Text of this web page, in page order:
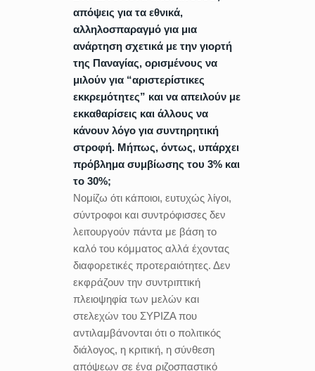
απόψεις για τα εθνικά,
αλληλοσπαραγμό για μια
ανάρτηση σχετικά με την γιορτή
της Παναγίας, ορισμένους να
μιλούν για “αριστερίστικες
εκκρεμότητες” και να απειλούν με
εκκαθαρίσεις και άλλους να
κάνουν λόγο για συντηρητική
στροφή. Μήπως, όντως, υπάρχει
πρόβλημα συμβίωσης του 3% και
το 30%;
Νομίζω ότι κάποιοι, ευτυχώς λίγοι,
σύντροφοι και συντρόφισσες δεν
λειτουργούν πάντα με βάση το
καλό του κόμματος αλλά έχοντας
διαφορετικές προτεραιότητες. Δεν
εκφράζουν την συντριπτική
πλειοψηφία των μελών και
στελεχών του ΣΥΡΙΖΑ που
αντιλαμβάνονται ότι ο πολιτικός
διάλογος, η κριτική, η σύνθεση
απόψεων σε ένα ριζοσπαστικό